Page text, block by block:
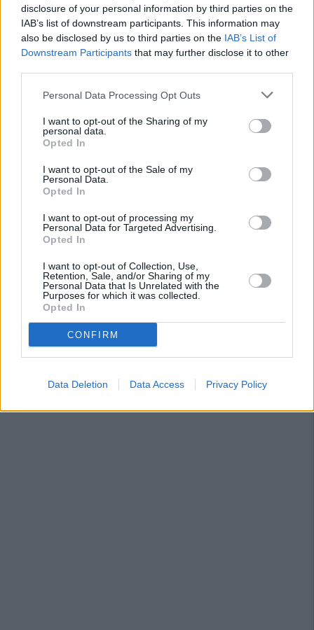
disclosure of your personal information by third parties on the
IAB’s list of downstream participants. This information may
also be disclosed by us to third parties on the IAB’s List of
Downstream Participants that may further disclose it to other
Personal Data Processing Opt Outs
I want to opt-out of the Sharing of my
personal data.
Opted In
I want to opt-out of the Sale of my
Personal Data.
Opted In
I want to opt-out of processing my
Personal Data for Targeted Advertising.
Opted In
I want to opt-out of Collection, Use,
Retention, Sale, and/or Sharing of my
Personal Data that Is Unrelated with the
Purposes for which it was collected.
Opted In
CONFIRM
Data Deletion Data Access Privacy Policy
progenitor al primer hincha.